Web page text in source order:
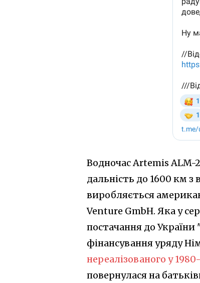
Водночас Artemis ALM-
дальність до 1600 км з
виробляється
Venture GmbH. Яка у
постачання до України
фінансування уряду
нереалізованого у
повернулася на